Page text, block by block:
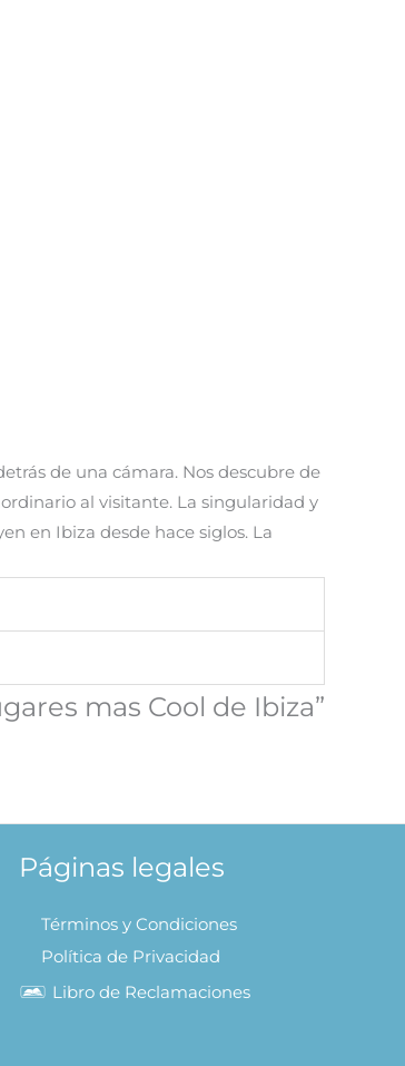
de una cámara. Nos descubre de
al visitante. La singularidad y
en Ibiza desde hace siglos. La
mas Cool de Ibiza”
Páginas legales
Términos y Condiciones
Política de Privacidad
Libro de Reclamaciones